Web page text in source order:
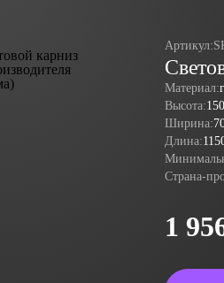
Артикул:
Материал:
Высота:
Ширина:
Длина:
Страна-
1